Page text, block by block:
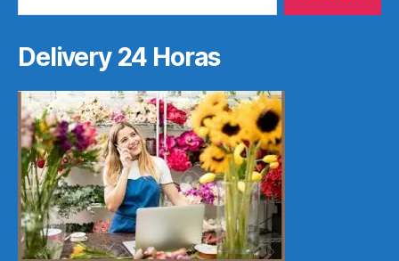
Delivery 24 Horas